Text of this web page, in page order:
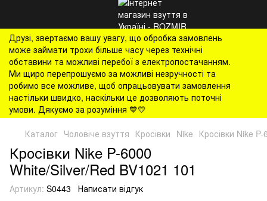
Друзі, звертаємо вашу увагу, що обробка замовлень
може займати трохи більше часу через технічні
обставини та можливі перебої з електропостачанням.
Ми щиро перепрошуємо за можливі незручності та
робимо все можливе, щоб опрацьовувати замовлення
настільки швидко, наскільки це дозволяють поточні
умови. Дякуємо за розуміння 💙💛
Каталог Чоловіче взуття Кросівки Nike Кросівки Nike
Кросівки Nike P-6000
White/Silver/Red BV1021 101
Артикул: S0443 Написати відгук